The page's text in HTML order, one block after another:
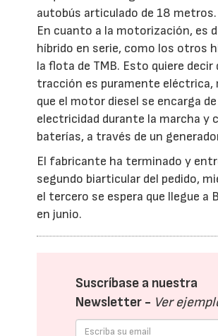
autobús articulado de 18 metros.
En cuanto a la motorización, es
híbrido en serie, como los otros
la flota de TMB. Esto quiere decir
tracción es puramente eléctrica,
que el motor diesel se encarga
electricidad durante la marcha y
baterías, a través de un
El fabricante ha terminado y
segundo biarticular del pedido,
el tercero se espera que llegue a
en junio.
Suscríbase a nuestra
Newsletter - Ver